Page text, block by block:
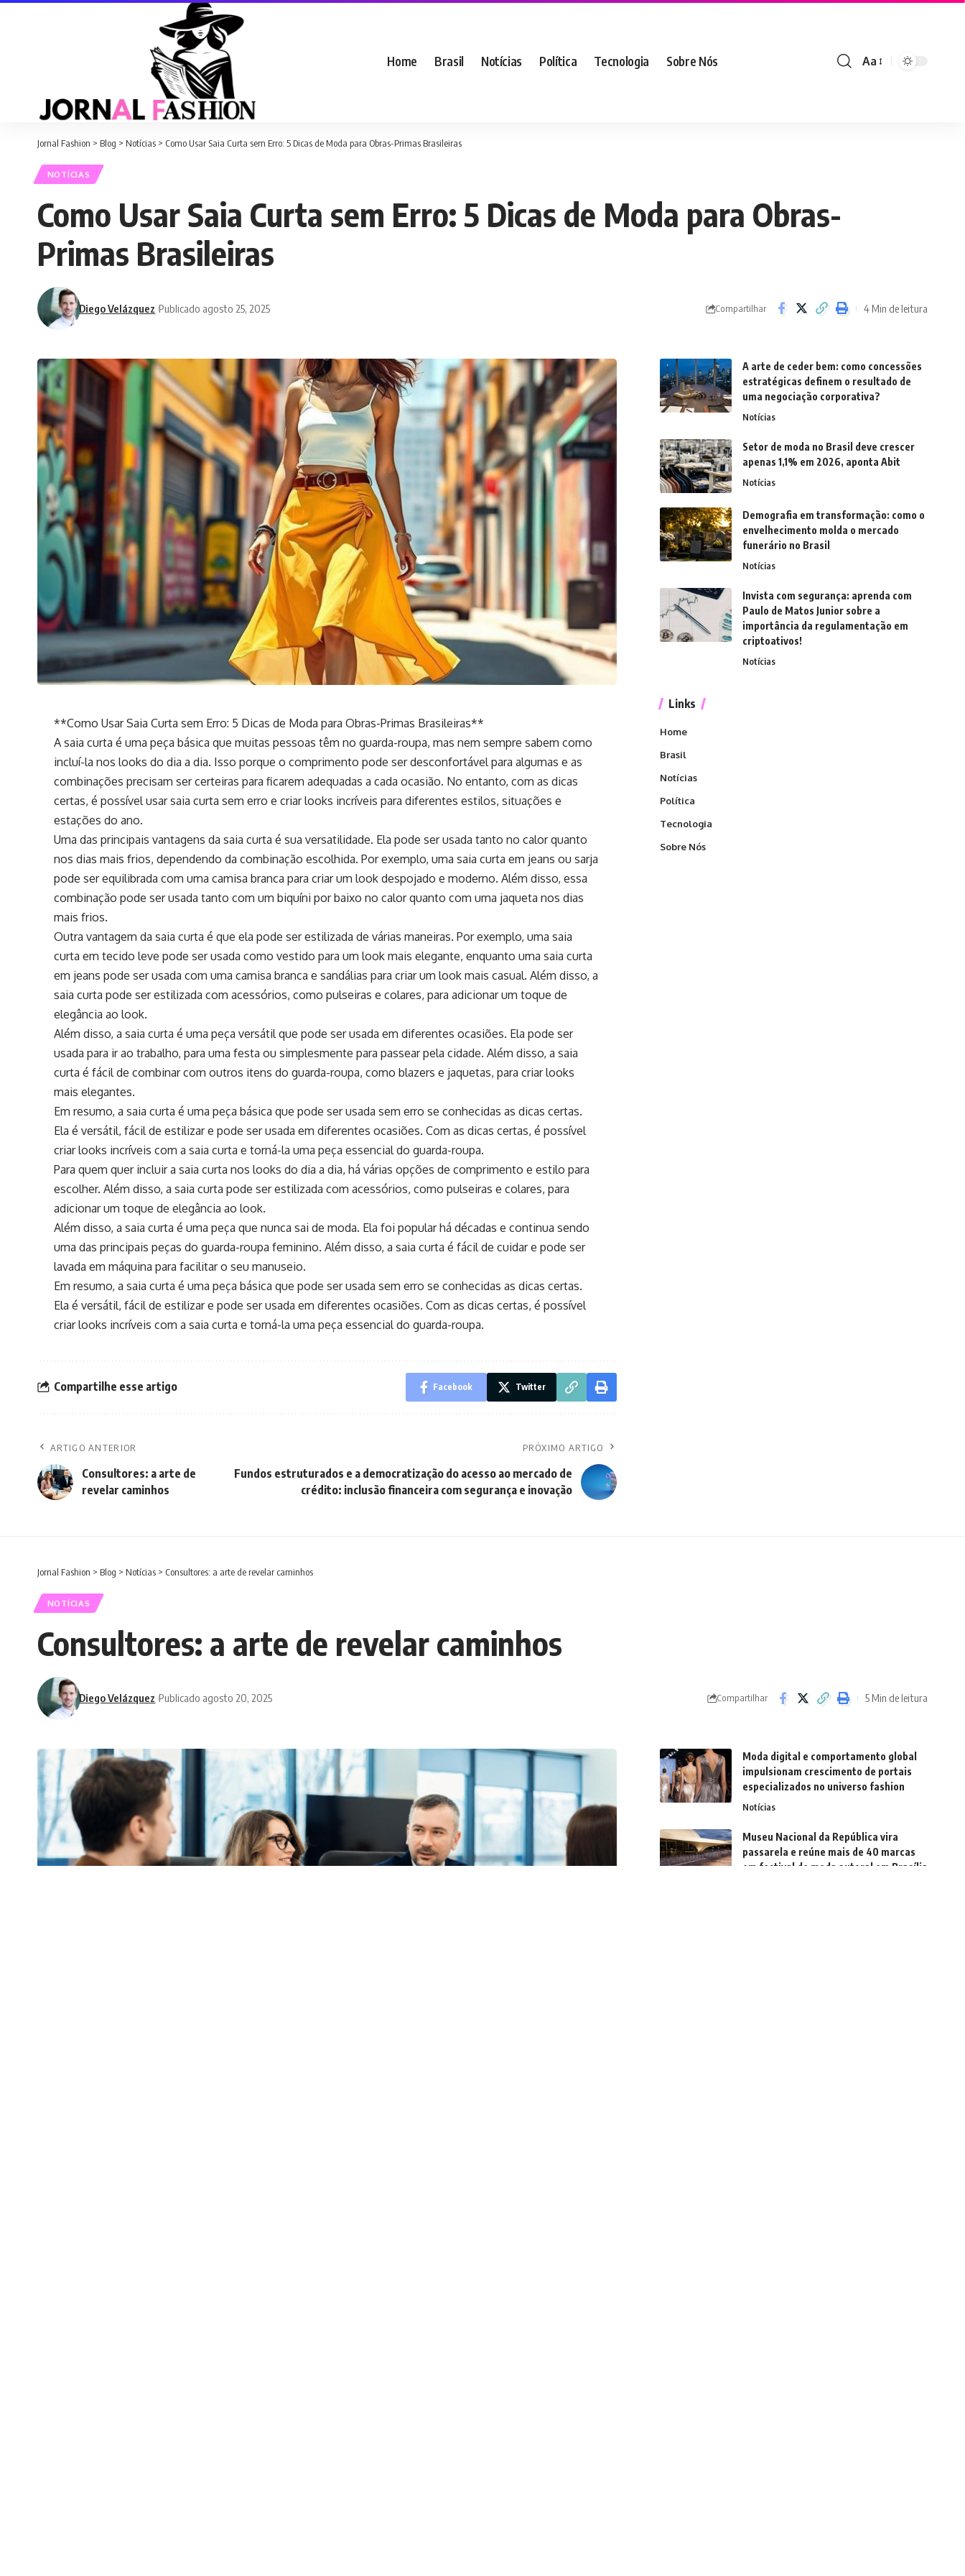
Home Brasil Notícias Política Tecnologia Sobre Nós Aa
Jornal Fashion > Blog > Notícias > Como Usar Saia Curta sem Erro: 5 Dicas de Moda para Obras-Primas Brasileiras
NOTÍCIAS
Como Usar Saia Curta sem Erro: 5 Dicas de Moda para Obras-
Primas Brasileiras
Diego Velázquez Publicado agosto 25, 2025 Compartilhar 4 Min de leitura
**Como Usar Saia Curta sem Erro: 5 Dicas de Moda para Obras-Primas Brasileiras**
A saia curta é uma peça básica que muitas pessoas têm no guarda-roupa, mas nem sempre sabem como
incluí-la nos looks do dia a dia. Isso porque o comprimento pode ser desconfortável para algumas e as
combinações precisam ser certeiras para ficarem adequadas a cada ocasião. No entanto, com as dicas
certas, é possível usar saia curta sem erro e criar looks incríveis para diferentes estilos, situações e
estações do ano.
Uma das principais vantagens da saia curta é sua versatilidade. Ela pode ser usada tanto no calor quanto
nos dias mais frios, dependendo da combinação escolhida. Por exemplo, uma saia curta em jeans ou sarja
pode ser equilibrada com uma camisa branca para criar um look despojado e moderno. Além disso, essa
combinação pode ser usada tanto com um biquíni por baixo no calor quanto com uma jaqueta nos dias
mais frios.
Outra vantagem da saia curta é que ela pode ser estilizada de várias maneiras. Por exemplo, uma saia
curta em tecido leve pode ser usada como vestido para um look mais elegante, enquanto uma saia curta
em jeans pode ser usada com uma camisa branca e sandálias para criar um look mais casual. Além disso, a
saia curta pode ser estilizada com acessórios, como pulseiras e colares, para adicionar um toque de
elegância ao look.
Além disso, a saia curta é uma peça versátil que pode ser usada em diferentes ocasiões. Ela pode ser
usada para ir ao trabalho, para uma festa ou simplesmente para passear pela cidade. Além disso, a saia
curta é fácil de combinar com outros itens do guarda-roupa, como blazers e jaquetas, para criar looks
mais elegantes.
Em resumo, a saia curta é uma peça básica que pode ser usada sem erro se conhecidas as dicas certas.
Ela é versátil, fácil de estilizar e pode ser usada em diferentes ocasiões. Com as dicas certas, é possível
criar looks incríveis com a saia curta e torná-la uma peça essencial do guarda-roupa.
Para quem quer incluir a saia curta nos looks do dia a dia, há várias opções de comprimento e estilo para
escolher. Além disso, a saia curta pode ser estilizada com acessórios, como pulseiras e colares, para
adicionar um toque de elegância ao look.
Além disso, a saia curta é uma peça que nunca sai de moda. Ela foi popular há décadas e continua sendo
uma das principais peças do guarda-roupa feminino. Além disso, a saia curta é fácil de cuidar e pode ser
lavada em máquina para facilitar o seu manuseio.
Em resumo, a saia curta é uma peça básica que pode ser usada sem erro se conhecidas as dicas certas.
Ela é versátil, fácil de estilizar e pode ser usada em diferentes ocasiões. Com as dicas certas, é possível
criar looks incríveis com a saia curta e torná-la uma peça essencial do guarda-roupa.
Compartilhe esse artigo Facebook Twitter
ARTIGO ANTERIOR
Consultores: a arte de
revelar caminhos
PRÓXIMO ARTIGO
Fundos estruturados e a democratização do acesso ao mercado de
crédito: inclusão financeira com segurança e inovação
A arte de ceder bem: como concessões
estratégicas definem o resultado de
uma negociação corporativa?
Notícias
Setor de moda no Brasil deve crescer
apenas 1,1% em 2026, aponta Abit
Notícias
Demografia em transformação: como o
envelhecimento molda o mercado
funerário no Brasil
Notícias
Invista com segurança: aprenda com
Paulo de Matos Junior sobre a
importância da regulamentação em
criptoativos!
Notícias
Links
Home
Brasil
Notícias
Política
Tecnologia
Sobre Nós
Jornal Fashion > Blog > Notícias > Consultores: a arte de revelar caminhos
NOTÍCIAS
Consultores: a arte de revelar caminhos
Diego Velázquez Publicado agosto 20, 2025 Compartilhar 5 Min de leitura
Moda digital e comportamento global
impulsionam crescimento de portais
especializados no universo fashion
Notícias
Museu Nacional da República vira
passarela e reúne mais de 40 marcas
em festival de moda autoral em Brasília